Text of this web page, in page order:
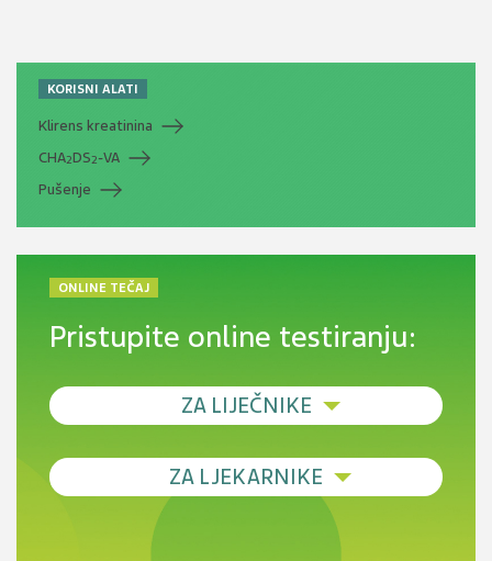
KORISNI ALATI
Klirens kreatinina
CHA2DS2-VA
Pušenje
ONLINE TEČAJ
Pristupite online testiranju:
ZA LIJEČNIKE
Debljina - od prevencije do personalizirane
Novi pogled na migrenu: komorbiditeti, spolne
razlike i nove terapije
ZA LJEKARNIKE
Antikoagulansi u ljekarničkoj praksi –